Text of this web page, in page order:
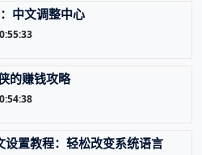
中文调整中心
的赚钱攻略
设置教程：轻松改变系统语言